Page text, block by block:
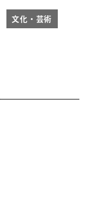
文化・芸術